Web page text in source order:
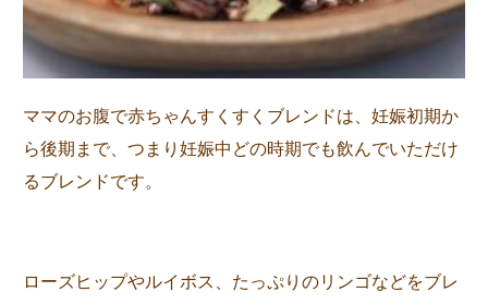
ママのお腹で赤ちゃんすくすくブレンドは、妊娠初期か
ら後期まで、つまり妊娠中どの時期でも飲んでいただけ
るブレンドです。
ローズヒップやルイボス、たっぷりのリンゴなどをブレ